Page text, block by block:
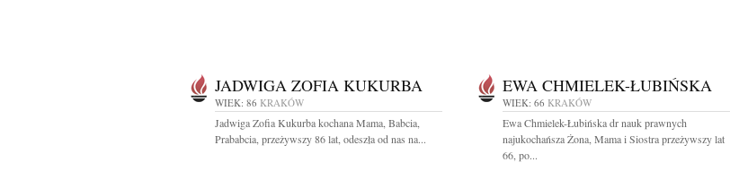
JADWIGA ZOFIA KUKURBA
WIEK: 86 KRAKÓW
Jadwiga Zofia Kukurba kochana Mama, Babcia,
Prababcia, przeżywszy 86 lat, odeszła od nas na...
EWA CHMIELEK-ŁUBIŃSKA
WIEK: 66 KRAKÓW
Ewa Chmielek-Łubińska dr nauk prawnych
najukochańsza Żona, Mama i Siostra przeżywszy lat
66, po...